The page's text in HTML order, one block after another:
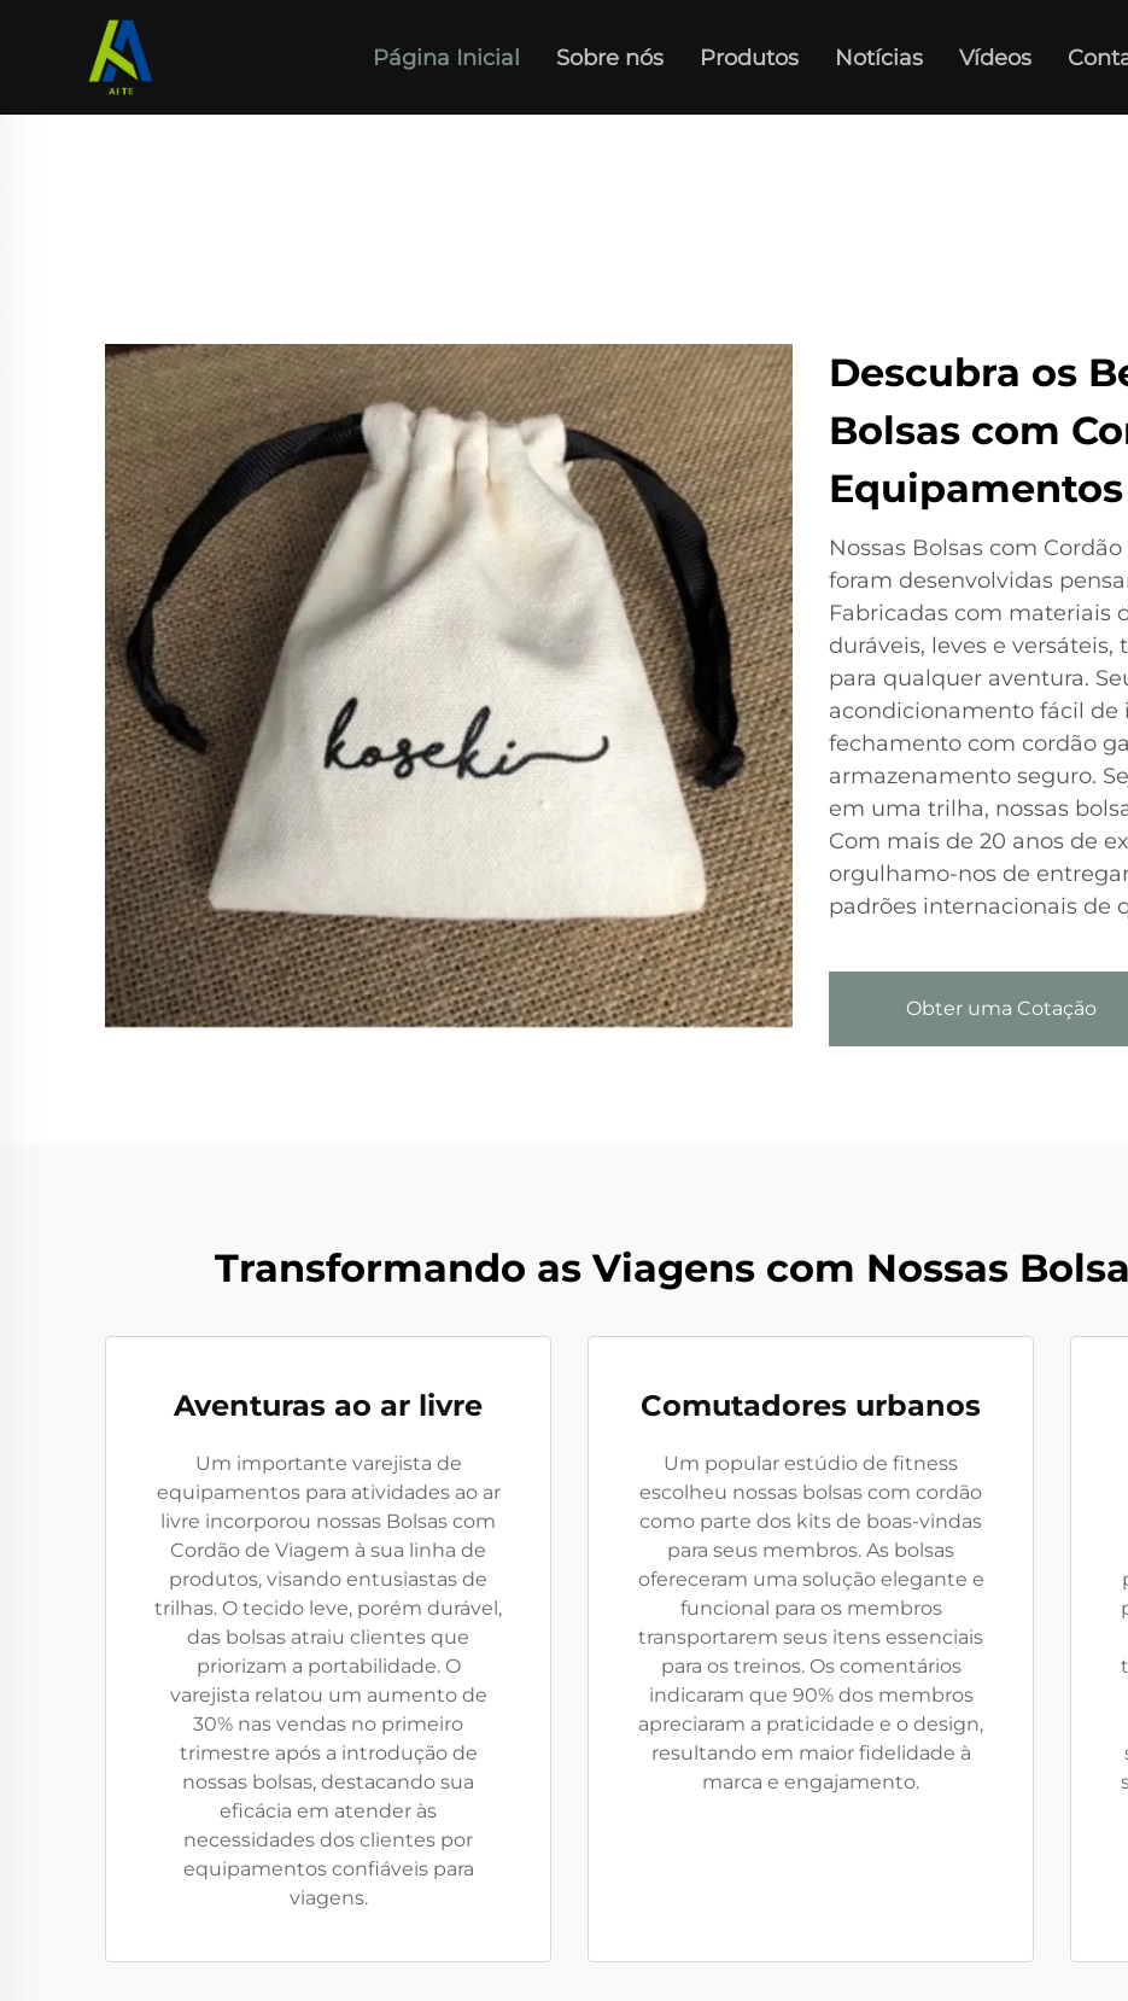
Página Inicial Sobre nós Produtos Notícias Vídeos
Descubra os
Bolsas com
Nossas Bolsas com
foram desenvolvidas
Fabricadas com materiais
duráveis, leves e
para qualquer aventura.
acondicionamento fácil de
fechamento com cordão
armazenamento seguro.
em uma trilha, nossas
Com mais de 20 anos de
orgulhamo-nos de
padrões internacionais de
Obter uma Cotação
Transformando as Viagens com Nossas
Aventuras ao ar livre
Um importante varejista de
equipamentos para atividades ao ar
livre incorporou nossas Bolsas com
Cordão de Viagem à sua linha de
produtos, visando entusiastas de
trilhas. O tecido leve, porém durável,
das bolsas atraiu clientes que
priorizam a portabilidade. O
varejista relatou um aumento de
30% nas vendas no primeiro
trimestre após a introdução de
nossas bolsas, destacando sua
eficácia em atender às
necessidades dos clientes por
equipamentos confiáveis para
viagens.
Comutadores urbanos
Um popular estúdio de fitness
escolheu nossas bolsas com cordão
como parte dos kits de boas-vindas
para seus membros. As bolsas
ofereceram uma solução elegante e
funcional para os membros
transportarem seus itens essenciais
para os treinos. Os comentários
indicaram que 90% dos membros
apreciaram a praticidade e o design,
resultando em maior fidelidade à
marca e engajamento.